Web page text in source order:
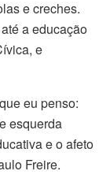
e creches.
a educação
e
eu penso:
esquerda
e o afeto
Freire.